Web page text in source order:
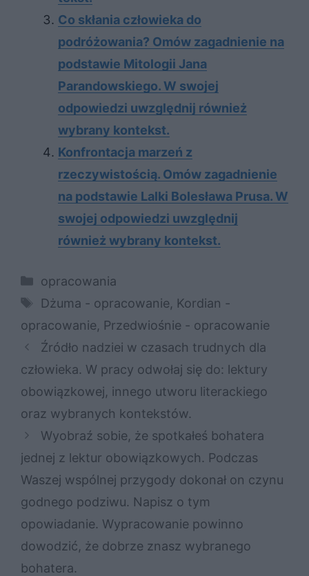
Co skłania człowieka do
podróżowania? Omów zagadnienie na
podstawie Mitologii Jana
Parandowskiego. W swojej
odpowiedzi uwzględnij również
wybrany kontekst.
Konfrontacja marzeń z
rzeczywistością. Omów zagadnienie
na podstawie Lalki Bolesława Prusa. W
swojej odpowiedzi uwzględnij
również wybrany kontekst.
Kategorie
opracowania
Tagi
Dżuma - opracowanie, Kordian -
opracowanie, Przedwiośnie - opracowanie
Źródło nadziei w czasach trudnych dla
człowieka. W pracy odwołaj się do: lektury
obowiązkowej, innego utworu literackiego
oraz wybranych kontekstów.
Wyobraź sobie, że spotkałeś bohatera
jednej z lektur obowiązkowych. Podczas
Waszej wspólnej przygody dokonał on czynu
godnego podziwu. Napisz o tym
opowiadanie. Wypracowanie powinno
dowodzić, że dobrze znasz wybranego
bohatera.